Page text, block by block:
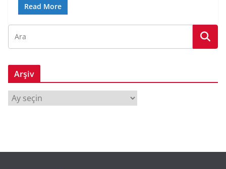
Read More
Arşiv
r